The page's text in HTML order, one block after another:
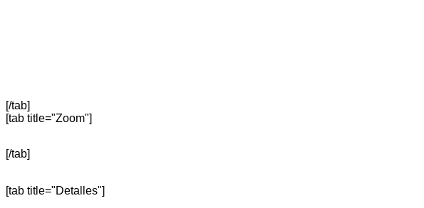
[/tab]
[tab title="Zoom"]
[/tab]
[tab title="Detalles"]